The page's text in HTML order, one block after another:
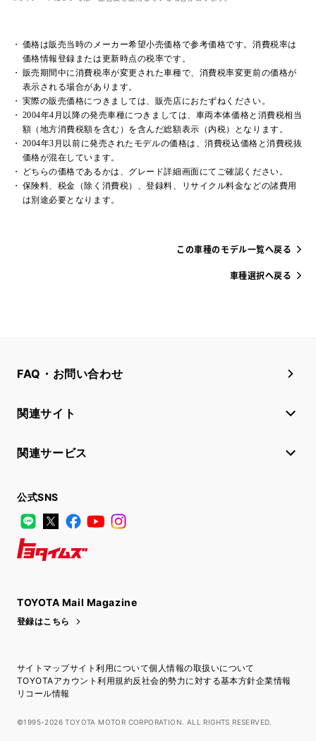
価格は販売当時のメーカー希望小売価格で参考価格です。消費税率は
価格情報登録または更新時点の税率です。
販売期間中に消費税率が変更された車種で、消費税率変更前の価格が
表示される場合があります。
実際の販売価格につきましては、販売店におたずねください。
2004年4月以降の発売車種につきましては、車両本体価格と消費税相当
額（地方消費税額を含む）を含んだ総額表示（内税）となります。
2004年3月以前に発売されたモデルの価格は、消費税込価格と消費税抜
価格が混在しています。
どちらの価格であるかは、グレード詳細画面にてご確認ください。
保険料、税金（除く消費税）、登録料、リサイクル料金などの諸費用
は別途必要となります。
この車種のモデル一覧へ戻る
車種選択へ戻る
FAQ・お問い合わせ
関連サイト
関連サービス
公式SNS
LINE
X FacebookYouTube
TOYOTA Mail Magazine
登録はこちら
サイトマップサイト利用について個人情報の取扱いについて
TOYOTAアカウント利用規約反社会的勢力に対する基本方針企業情報
リコール情報
©1995-2026 TOYOTA MOTOR CORPORATION. ALL RIGHTS RESERVED.